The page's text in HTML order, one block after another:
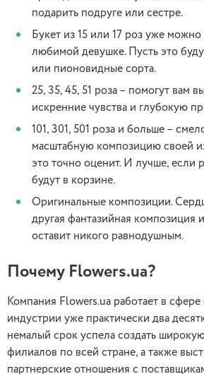
подарить подруге или сестре.
Букет из 15 или 17 роз уже можно
любимой девушке. Пусть это
или пионовидные сорта.
25, 35, 45, 51 роза – помогут вам
искренние чувства и глубокую
101, 301, 501 роза и больше –
масштабную композицию своей
это точно оценит. И лучше, если
будут в корзине.
Оригинальные композиции.
другая фантазийная композиция
оставит никого равнодушным.
Почему Flowers.ua?
Компания Flowers.ua работает в сфере
индустрии уже практически два
немалый срок успела создать
филиалов по всей стране, а также
партнерские отношения с